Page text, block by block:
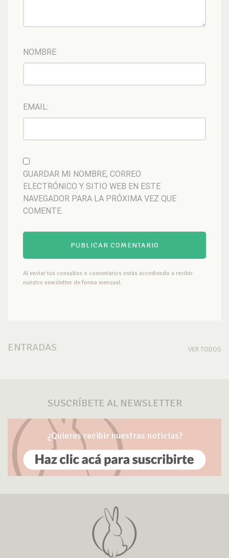
NOMBRE
EMAIL:
GUARDAR MI NOMBRE, CORREO
ELECTRÓNICO Y SITIO WEB EN ESTE
NAVEGADOR PARA LA PRÓXIMA VEZ QUE
COMENTE.
Al enviar tus consultas o comentarios estás accediendo a recibir
nuestro newsletter de forma mensual.
ENTRADAS VER TODOS
SUSCRÍBETE AL NEWSLETTER
¿Quieres recibir nuestras noticias?